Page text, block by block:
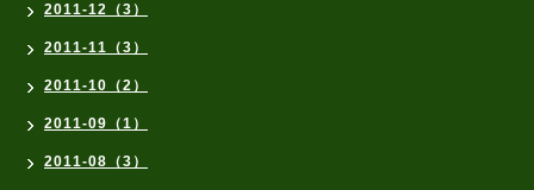
2011-12（3）
2011-11（3）
2011-10（2）
2011-09（1）
2011-08（3）